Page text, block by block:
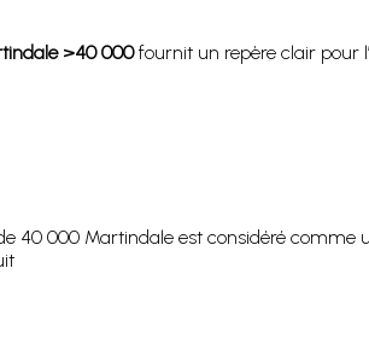
>40 000fournit un repère clair pour
40 000 Martindale est considéré comme